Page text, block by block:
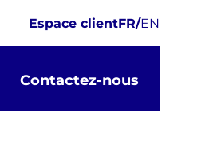
Espace clientFR/EN
Contactez-nous